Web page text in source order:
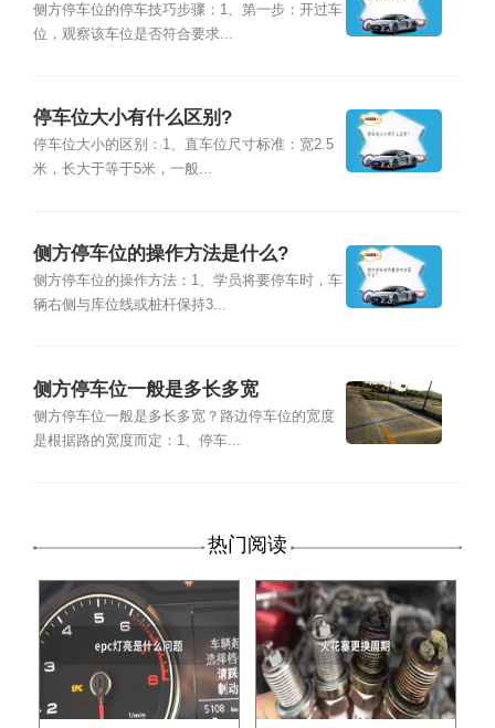
侧方停车位的停车技巧步骤：1、第一步：开过车
位，观察该车位是否符合要求...
停车位大小有什么区别?
停车位大小的区别：1、直车位尺寸标准：宽2.5
米，长大于等于5米，一般...
侧方停车位的操作方法是什么?
侧方停车位的操作方法：1、学员将要停车时，车
辆右侧与库位线或桩杆保持3...
侧方停车位一般是多长多宽
侧方停车位一般是多长多宽？路边停车位的宽度
是根据路的宽度而定：1、停车...
热门阅读